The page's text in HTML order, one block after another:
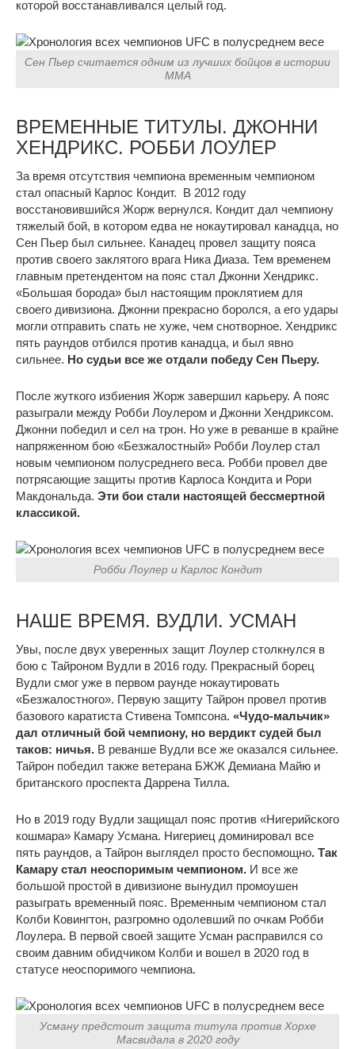
которой восстанавливался целый год.
Сен Пьер считается одним из лучших бойцов в истории
ММА
ВРЕМЕННЫЕ ТИТУЛЫ. ДЖОННИ
ХЕНДРИКС. РОББИ ЛОУЛЕР
За время отсутствия чемпиона временным чемпионом
стал опасный Карлос Кондит. В 2012 году
восстановившийся Жорж вернулся. Кондит дал чемпиону
тяжелый бой, в котором едва не нокаутировал канадца, но
Сен Пьер был сильнее. Канадец провел защиту пояса
против своего заклятого врага Ника Диаза. Тем временем
главным претендентом на пояс стал Джонни Хендрикс.
«Большая борода» был настоящим проклятием для
своего дивизиона. Джонни прекрасно боролся, а его удары
могли отправить спать не хуже, чем снотворное. Хендрикс
пять раундов отбился против канадца, и был явно
сильнее. Но судьи все же отдали победу Сен Пьеру.
После жуткого избиения Жорж завершил карьеру. А пояс
разыграли между Робби Лоулером и Джонни Хендриксом.
Джонни победил и сел на трон. Но уже в реванше в крайне
напряженном бою «Безжалостный» Робби Лоулер стал
новым чемпионом полусреднего веса. Робби провел две
потрясающие защиты против Карлоса Кондита и Рори
Макдональда. Эти бои стали настоящей бессмертной
классикой.
Робби Лоулер и Карлос Кондит
НАШЕ ВРЕМЯ. ВУДЛИ. УСМАН
Увы, после двух уверенных защит Лоулер столкнулся в
бою с Тайроном Вудли в 2016 году. Прекрасный борец
Вудли смог уже в первом раунде нокаутировать
«Безжалостного». Первую защиту Тайрон провел против
базового каратиста Стивена Томпсона. «Чудо-мальчик»
дал отличный бой чемпиону, но вердикт судей был
таков: ничья. В реванше Вудли все же оказался сильнее.
Тайрон победил также ветерана БЖЖ Демиана Майю и
британского проспекта Даррена Тилла.
Но в 2019 году Вудли защищал пояс против «Нигерийского
кошмара» Камару Усмана. Нигериец доминировал все
пять раундов, а Тайрон выглядел просто беспомощно. Так
Камару стал неоспоримым чемпионом. И все же
большой простой в дивизионе вынудил промоушен
разыграть временный пояс. Временным чемпионом стал
Колби Ковингтон, разгромно одолевший по очкам Робби
Лоулера. В первой своей защите Усман расправился со
своим давним обидчиком Колби и вошел в 2020 год в
статусе неоспоримого чемпиона.
Усману предстоит защита титула против Хорхе
Масвидала в 2020 году